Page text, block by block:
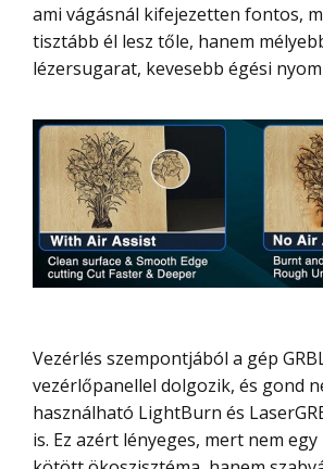
ami vágásnál kifejezetten fontos,
tisztább él lesz tőle, hanem
lézersugarat, kevesebb égési
Vezérlés szempontjából a gép GRBL alapú, 32 bites
vezérlőpanellel dolgozik, és gond
használható LightBurn és
is. Ez azért lényeges, mert nem